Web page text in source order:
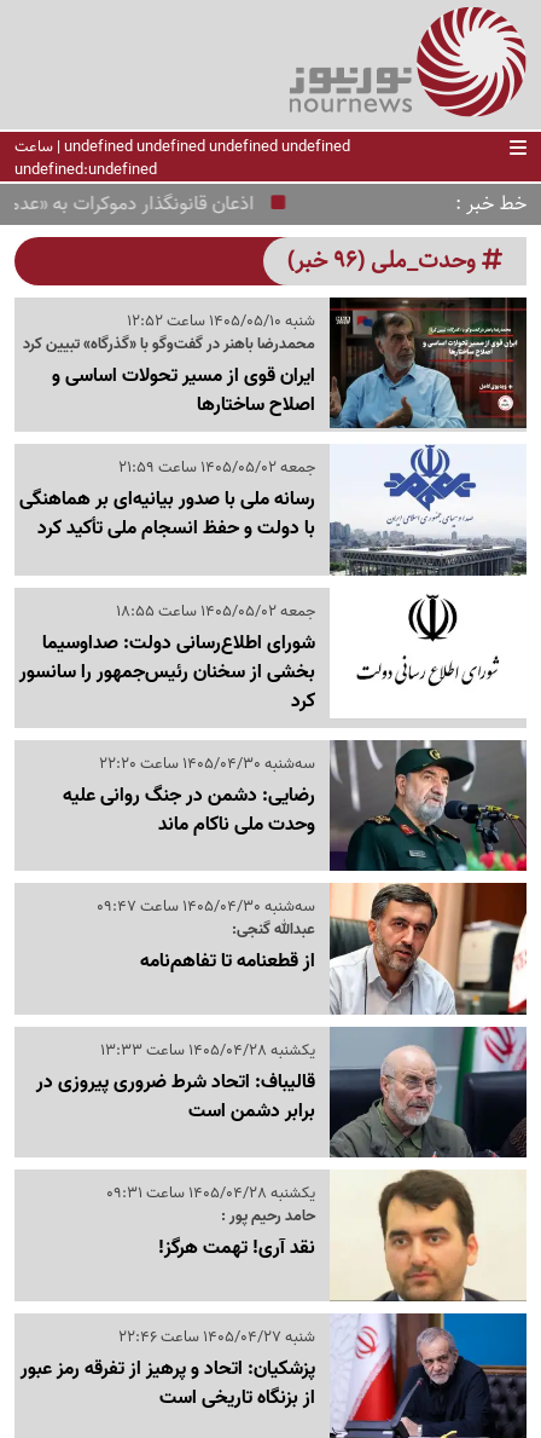
undefined undefined undefined undefined | ساعت
undefined:undefined
خط خبر اذعان قانونگذار دموکرات به «عدم
وحدت_ملی (96 خبر)
شنبه 1405/05/10 ساعت 12:52
محمدرضا باهنر در گفت‌وگو با «گذرگاه» تبیین کرد
ایران قوی از مسیر تحولات اساسی و
اصلاح ساختارها
جمعه 1405/05/02 ساعت 21:59
رسانه ملی با صدور بیانیه‌ای بر هماهنگی
با دولت و حفظ انسجام ملی تأکید کرد
جمعه 1405/05/02 ساعت 18:55
شورای اطلاع‌رسانی دولت: صداوسیما
بخشی از سخنان رئیس‌جمهور را سانسور
کرد
سه‌شنبه 1405/04/30 ساعت 22:20
رضایی: دشمن در جنگ روانی علیه
وحدت ملی ناکام ماند
سه‌شنبه 1405/04/30 ساعت 09:47
عبدالله گنجی:
از قطعنامه تا تفاهم‌نامه
یکشنبه 1405/04/28 ساعت 13:33
قالیباف: اتحاد شرط ضروری پیروزی در
برابر دشمن است
یکشنبه 1405/04/28 ساعت 09:31
حامد رحیم پور :
نقد آری! تهمت هرگز!
شنبه 1405/04/27 ساعت 22:46
پزشکیان: اتحاد و پرهیز از تفرقه رمز عبور
از بزنگاه تاریخی است